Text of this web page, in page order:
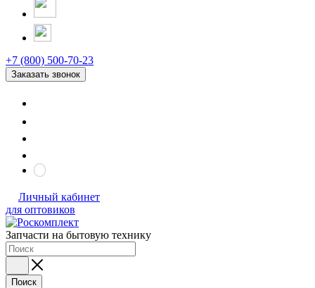
+7 (800) 500-70-23
Заказать звонок
Личный кабинет
для оптовиков
Запчасти на бытовую технику
Поиск